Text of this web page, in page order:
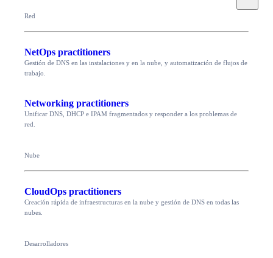
Red
NetOps practitioners
Gestión de DNS en las instalaciones y en la nube, y automatización de flujos de
trabajo.
Networking practitioners
Unificar DNS, DHCP e IPAM fragmentados y responder a los problemas de
red.
Nube
CloudOps practitioners
Creación rápida de infraestructuras en la nube y gestión de DNS en todas las
nubes.
Desarrolladores